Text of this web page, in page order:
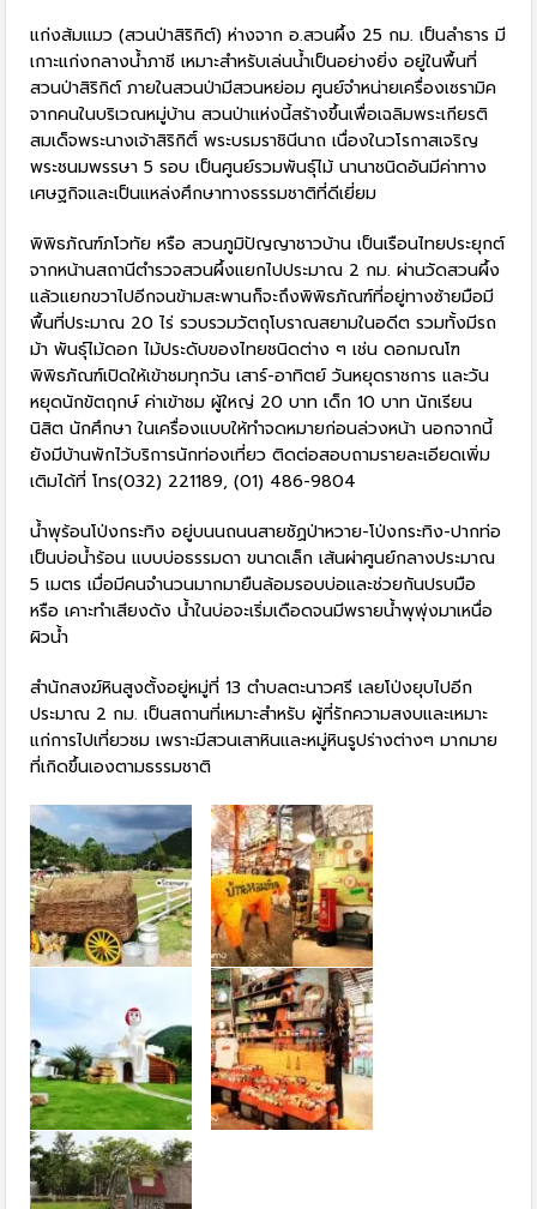
แก่งส้มแมว (สวนป่าสิริกิต์) ห่างจาก อ.สวนผึ้ง 25 กม. เป็นลำธาร มี
เกาะแก่งกลางน้ำภาชี เหมาะสำหรับเล่นน้ำเป็นอย่างยิ่ง อยู่ในพื้นที่
สวนป่าสิริกิต์ ภายในสวนป่ามีสวนหย่อม ศูนย์จำหน่ายเครื่องเซรามิค
จากคนในบริเวณหมู่บ้าน สวนป่าแห่งนี้สร้างขึ้นเพื่อเฉลิมพระเกียรติ
สมเด็จพระนางเจ้าสิริกิติ์ พระบรมราชินีนาถ เนื่องในวโรกาสเจริญ
พระชนมพรรษา 5 รอบ เป็นศูนย์รวมพันธุ์ไม้ นานาชนิดอันมีค่าทาง
เศษฐกิจและเป็นแหล่งศึกษาทางธรรมชาติที่ดีเยี่ยม
พิพิธภัณฑ์ภโวทัย หรือ สวนภูมิปัญญาชาวบ้าน เป็นเรือนไทยประยุกต์
จากหน้านสถานีตำรวจสวนผึ้งแยกไปประมาณ 2 กม. ผ่านวัดสวนผึ้ง
แล้วแยกขวาไปอีกจนข้ามสะพานก็จะถึงพิพิธภัณฑ์ที่อยู่ทางซ้ายมือมี
พื้นที่ประมาณ 20 ไร่ รวบรวมวัตถุโบราณสยามในอดีต รวมทั้งมีรถ
ม้า พันธุ์ไม้ดอก ไม้ประดับของไทยชนิดต่าง ๆ เช่น ดอกมณโฑ
พิพิธภัณฑ์เปิดให้เข้าชมทุกวัน เสาร์-อาทิตย์ วันหยุดราชการ และวัน
หยุดนักขัตฤกษ์ ค่าเข้าชม ผู้ใหญ่ 20 บาท เด็ก 10 บาท นักเรียน
นิสิต นักศึกษา ในเครื่องแบบให้ทำจดหมายก่อนล่วงหน้า นอกจากนี้
ยังมีบ้านพักไว้บริการนักท่องเที่ยว ติดต่อสอบถามรายละเอียดเพิ่ม
เติมได้ที่ โทร(032) 221189, (01) 486-9804
น้ำพุร้อนโป่งกระทิง อยู่บนนถนนสายชัฏป่าหวาย-โป่งกระทิง-ปากท่อ
เป็นบ่อน้ำร้อน แบบบ่อธรรมดา ขนาดเล็ก เส้นผ่าศูนย์กลางประมาณ
5 เมตร เมื่อมีคนจำนวนมากมายืนล้อมรอบบ่อและช่วยกันปรบมือ
หรือ เคาะทำเสียงดัง น้ำในบ่อจะเริ่มเดือดจนมีพรายน้ำพุพุ่งมาเหนื่อ
ผิวน้ำ
สำนักสงฆ์หินสูงตั้งอยู่หมู่ที่ 13 ตำบลตะนาวศรี เลยโป่งยุบไปอีก
ประมาณ 2 กม. เป็นสถานที่เหมาะสำหรับ ผู้ที่รักความสงบและเหมาะ
แก่การไปเที่ยวชม เพราะมีสวนเสาหินและหมู่หินรูปร่างต่างๆ มากมาย
ที่เกิดขึ้นเองตามธรรมชาติ